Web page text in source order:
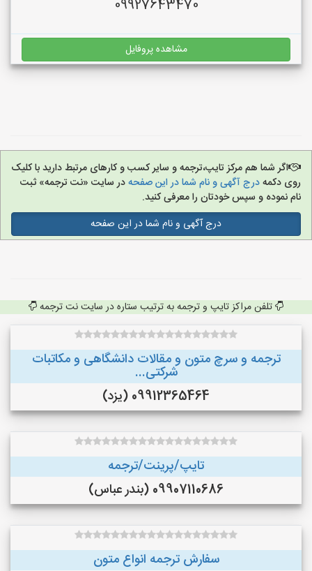
09927643470
مشاهده پروفایل
اگر شما هم مرکز تایپ،ترجمه و سایر کسب و کارهای مرتبط دارید با کلیک
روی دکمهدرج آگهی و نام شما در این صفحهدر سایت «نت ترجمه» ثبت
نام نموده و سپس خودتان را معرفی کنید.
درج آگهی و نام شما در این صفحه
تلفن مراکز تایپ و ترجمه به ترتیب ستاره در سایت نت ترجمه
ترجمه و سرچ متون و مقالات دانشگاهی و مکاتبات
شرکتی...
09912365464 (یزد)
تایپ/پرینت/ترجمه
09907110686 (بندر عباس)
سفارش ترجمه انواع متون